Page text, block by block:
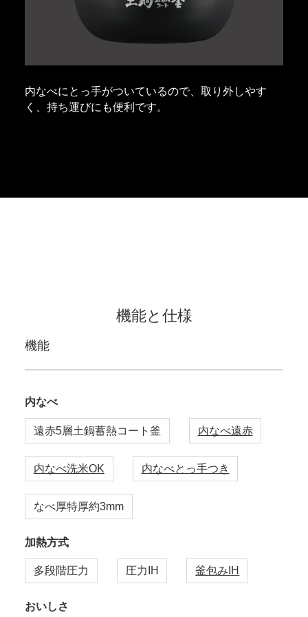
内なべにとっ手がついているので、取り外しやす
く、持ち運びにも便利です。
機能と仕様
機能
内なべ
遠赤5層土鍋蓄熱コート釜 内なべ遠赤
内なべ洗米OK 内なべとっ手つき
なべ厚特厚約3mm
加熱方式
多段階圧力 圧力IH 釜包みIH
おいしさ